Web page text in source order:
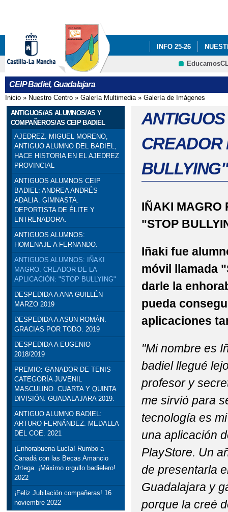
INFO 25-26
INFÓRMATE
ENGLISH PROJECT:
PROGRAMA # TÚ
SELLO DE CALIDAD
VISITA
DELEGADO DE
CEIP Badiel, Guadalajara
Se encuentra usted aquí
Inicio » Nuestro Centro » Galería Multimedia» Galería de Imágenes
ANTIGUOS/AS ALUMNOS/AS Y
COMPAÑEROS/AS CEIP BADIEL
AJEDREZ. MIGUEL MORENO,
ANTIGUO ALUMNO DEL BADIEL,
HACE HISTORIA EN EL AJEDREZ
PROVINCIAL
ANTIGUOS ALUMNOS CEIP
BADIEL: ANDREA ANDRÉS
ADALIA. GIMNASTA.
DEPORTISTA DE ÉLITE Y
ENTRENADORA.
ANTIGUOS ALUMNOS:
HOMENAJE A FERNANDO.
ANTIGUOS ALUMNOS: IÑAKI
MAGRO. CREADOR DE LA
APLICACIÓN: "STOP BULLYING"
DESPEDIDA A ANA GUILLÉN
MARZO 2019
DESPEDIDA A ASUN ROMÁN.
GRACIAS POR TODO. 2019
DESPEDIDA A EUGENIO
2018/2019
PREMIO: GANADOR DE TENIS
CATEGORÍA JUVENIL
MASCULINO. CUARTA Y QUINTA
DIVISIÓN. GUADALAJARA 2019.
ANTIGUO ALUMNO BADIEL:
ARTURO FERNÁNDEZ. MEDALLA
DEL COE. 2021
¡Enhorabuena Lucía! Rumbo a
Canadá con las Becas Amancio
Ortega. ¡Máximo orgullo badielero!
2022
¡Feliz Jubilación compañeras! 16
noviembre 2022
CREADOR
BULLYING"
IÑAKI MAGRO
"STOP
Iñaki fue
móvil llamada
darle la
pueda
aplicaciones
"Mi nombre es
badiel llegué
profesor y
me sirvió para
tecnología es
una aplicación
PlayStore. Un
de presentarla
Guadalajara y
porque la creé